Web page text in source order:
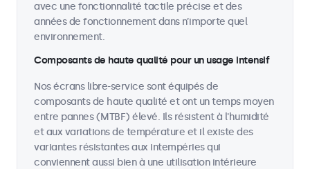
avec une fonctionnalité tactile précise et des
années de fonctionnement dans n’importe quel
environnement.
Composants de haute qualité pour un usage intensif
Nos écrans libre-service sont équipés de
composants de haute qualité et ont un temps moyen
entre pannes (MTBF) élevé. Ils résistent à l'humidité
et aux variations de température et il existe des
variantes résistantes aux intempéries qui
conviennent aussi bien à une utilisation intérieure